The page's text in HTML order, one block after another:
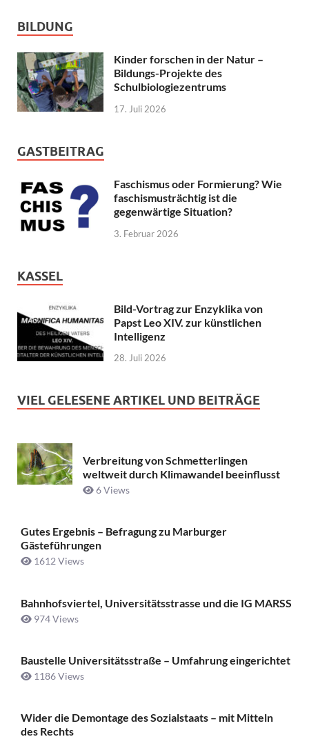
BILDUNG
Kinder forschen in der Natur –
Bildungs-Projekte des
Schulbiologiezentrums
17. Juli 2026
GASTBEITRAG
Faschismus oder Formierung? Wie
faschismusträchtig ist die
gegenwärtige Situation?
3. Februar 2026
KASSEL
Bild-Vortrag zur Enzyklika von
Papst Leo XIV. zur künstlichen
Intelligenz
28. Juli 2026
VIEL GELESENE ARTIKEL UND BEITRÄGE
Verbreitung von Schmetterlingen
weltweit durch Klimawandel beeinflusst
6 Views
Gutes Ergebnis – Befragung zu Marburger
Gästeführungen
1612 Views
Bahnhofsviertel, Universitätsstrasse und die IG MARSS
974 Views
Baustelle Universitätsstraße ­– Umfahrung eingerichtet
1186 Views
Wider die Demontage des Sozialstaats – mit Mitteln
des Rechts